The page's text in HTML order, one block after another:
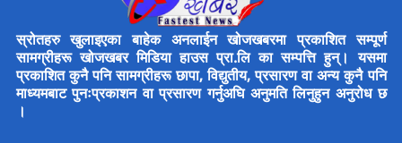
स्रोतहरु खुलाइएका बाहेक अनलाईन खोजखबरमा प्रकाशित सम्पूर्ण
सामग्रीहरू खोजखबर मिडिया हाउस प्रा.लि का सम्पत्ति हुन्। यसमा
प्रकाशित कुनै पनि सामग्रीहरू छापा, विद्युतीय, प्रसारण वा अन्य कुनै पनि
माध्यमबाट पुनःप्रकाशन वा प्रसारण गर्नुअघि अनुमति लिनुहुन अनुरोध छ
।